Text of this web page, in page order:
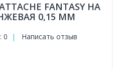
FANTASY НА
0,15 ММ
0 | Написать отзыв